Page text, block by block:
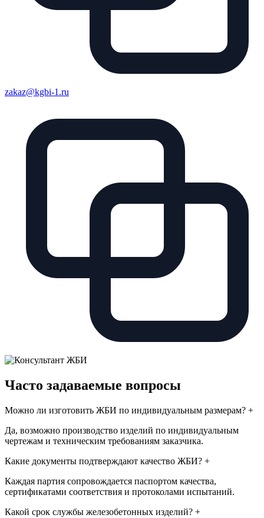
zakaz@kgbi-1.ru
Часто задаваемые вопросы
Можно ли изготовить ЖБИ по индивидуальным размерам? +
Да, возможно производство изделий по индивидуальным
чертежам и техническим требованиям заказчика.
Какие документы подтверждают качество ЖБИ? +
Каждая партия сопровождается паспортом качества,
сертификатами соответствия и протоколами испытаний.
Какой срок службы железобетонных изделий? +